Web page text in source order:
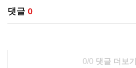
댓글 0
0/0 댓글 더보기